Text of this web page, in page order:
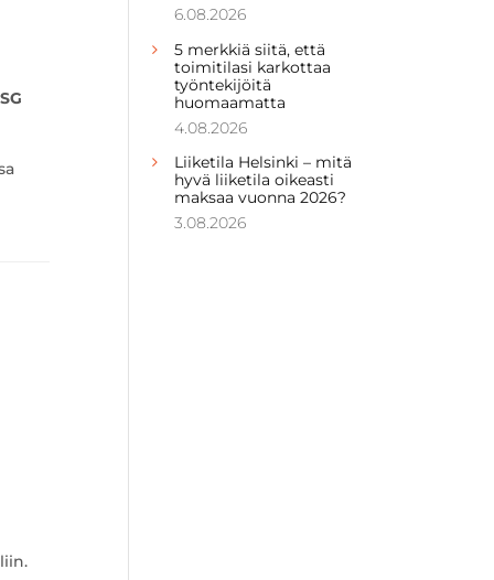
6.08.2026
5 merkkiä siitä, että
toimitilasi karkottaa
työntekijöitä
huomaamatta
4.08.2026
Liiketila Helsinki – mitä
hyvä liiketila oikeasti
maksaa vuonna 2026?
3.08.2026